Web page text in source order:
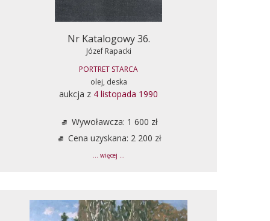
Nr Katalogowy 36.
Józef Rapacki
PORTRET STARCA
olej, deska
aukcja z 4 listopada 1990
Wywoławcza: 1 600 zł
Cena uzyskana: 2 200 zł
... więcej ...